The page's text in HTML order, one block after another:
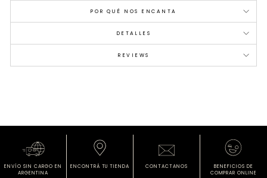
POR QUÉ NOS ENCANTA
DETALLES
REVIEWS
ENVÍO SIN CARGO EN
ARGENTINA
ENCONTRÁ TU TIENDA CONTACTANOS
BENEFICIOS DE
COMPRAR ONLINE